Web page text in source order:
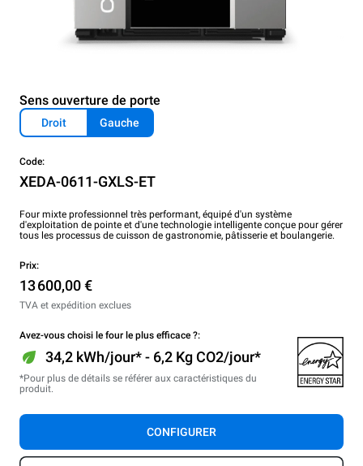
Sens ouverture de porte
Droit Gauche
Code:
XEDA-0611-GXLS-ET
Four mixte professionnel très performant, équipé d'un système
d'exploitation de pointe et d'une technologie intelligente conçue pour gérer
tous les processus de cuisson de gastronomie, pâtisserie et boulangerie.
Prix:
13 600,00 €
TVA et expédition exclues
Avez-vous choisi le four le plus efficace ?:
34,2 kWh/jour* - 6,2 Kg CO2/jour*
*Pour plus de détails se référer aux caractéristiques du
produit.
CONFIGURER